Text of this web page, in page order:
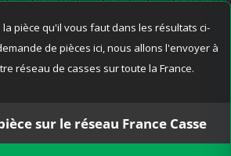
pièce qu'il vous faut dans les résultats ci-
de pièces ici, nous allons l'envoyer à
réseau de casses sur toute la France.
sur le réseau France Casse